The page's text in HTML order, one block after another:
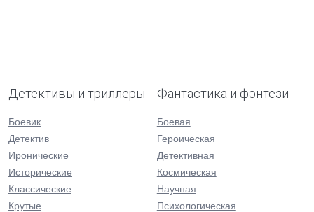
Детективы и триллеры
Боевик
Детектив
Иронические
Исторические
Классические
Крутые
Фантастика и фэнтези
Боевая
Героическая
Детективная
Космическая
Научная
Психологическая